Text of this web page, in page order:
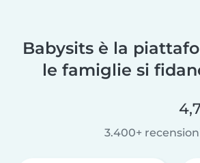
Babysits è la
le famiglie si
3.400+